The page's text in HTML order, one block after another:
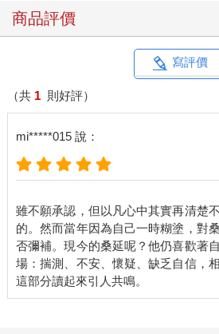
天早上，醒來後收到桑延那個莫名其妙
溫以凡沉默下來，也開始懷疑自我了。
「日有所思，夜有所夢──」桑延拉長語
「遊？」
溫以凡忍了忍：「我可以問你一個問題
桑延：「說。」
他剛說這個情況的時候，溫以凡就想問
問題很尷尬，會把現在的局面推到一個
凡忍著不提。但現在還是被他的態度逼
桑延神色一頓。
曖昧似乎順著這句話融進空氣之中，再
來。
話一出來，溫以凡也有點後悔了。但說
水，無法收回。她的大腦中繃緊了一條
商品評價
寫評價
（共 1 則好評）
mi*****015 說：
雖不願承認，但以凡心中其實再清楚
的。然而當年因為自己一時糊塗，對
否彌補。現今的桑延呢？他仍喜歡著
場：揣測、不安、懷疑、缺乏自信，